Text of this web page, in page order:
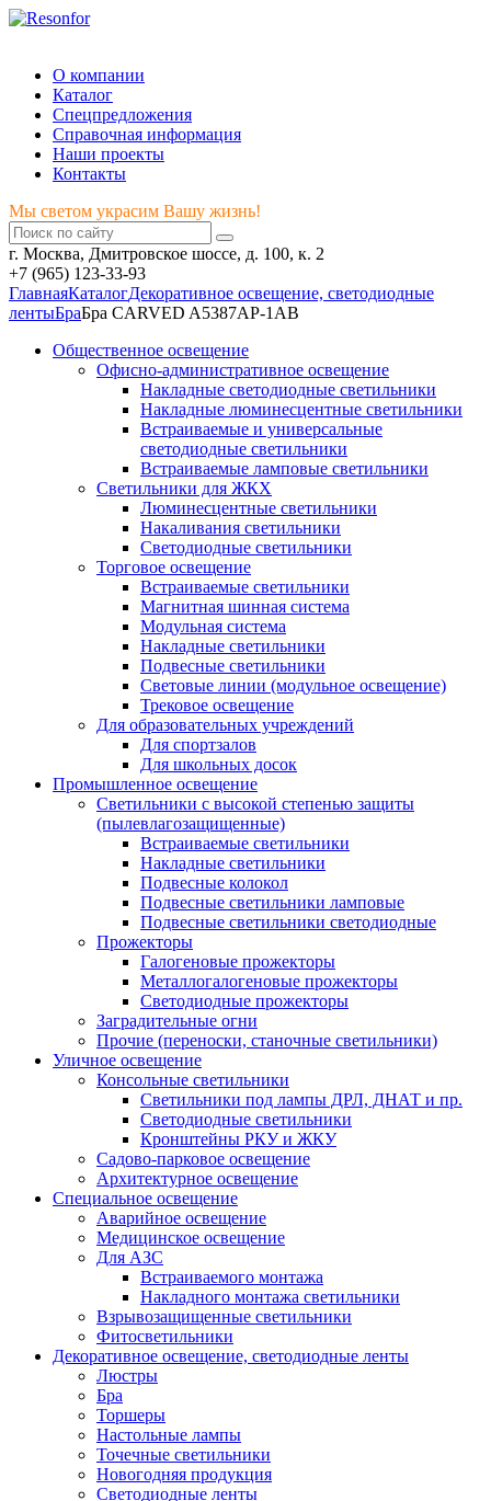
О компании
Каталог
Спецпредложения
Справочная информация
Наши проекты
Контакты
Мы светом украсим Вашу жизнь!
г. Москва, Дмитровское шоссе, д. 100, к. 2
+7 (965) 123-33-93
ГлавнаяКаталогДекоративное освещение, светодиодные
лентыБраБра CARVED A5387AP-1AB
Общественное освещение
Офисно-административное освещение
Накладные светодиодные светильники
Накладные люминесцентные светильники
Встраиваемые и универсальные
светодиодные светильники
Встраиваемые ламповые светильники
Светильники для ЖКХ
Люминесцентные светильники
Накаливания светильники
Светодиодные светильники
Торговое освещение
Встраиваемые светильники
Магнитная шинная система
Модульная система
Накладные светильники
Подвесные светильники
Световые линии (модульное освещение)
Трековое освещение
Для образовательных учреждений
Для спортзалов
Для школьных досок
Промышленное освещение
Светильники с высокой степенью защиты
(пылевлагозащищенные)
Встраиваемые светильники
Накладные светильники
Подвесные колокол
Подвесные светильники ламповые
Подвесные светильники светодиодные
Прожекторы
Галогеновые прожекторы
Металлогалогеновые прожекторы
Светодиодные прожекторы
Заградительные огни
Прочие (переноски, станочные светильники)
Уличное освещение
Консольные светильники
Cветильники под лампы ДРЛ, ДНАТ и пр.
Cветодиодные светильники
Кронштейны РКУ и ЖКУ
Садово-парковое освещение
Архитектурное освещение
Специальное освещение
Аварийное освещение
Медицинское освещение
Для АЗС
Встраиваемого монтажа
Накладного монтажа светильники
Взрывозащищенные светильники
Фитосветильники
Декоративное освещение, светодиодные ленты
Люстры
Бра
Торшеры
Настольные лампы
Точечные светильники
Новогодняя продукция
Светодиодные ленты